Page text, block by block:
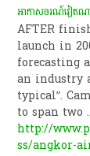
អាកាសចរណ៍វៀតណ
AFTER
launch in
forecasting
an industry
typical”.
to span two
http://
ss/angkor-